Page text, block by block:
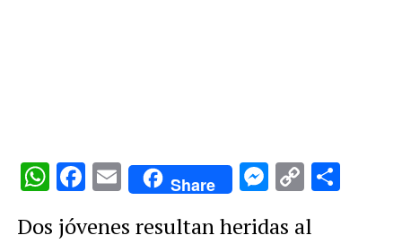
WhatsApp
Facebook
EmailShare
Copy
Dos jóvenes resultan heridas al